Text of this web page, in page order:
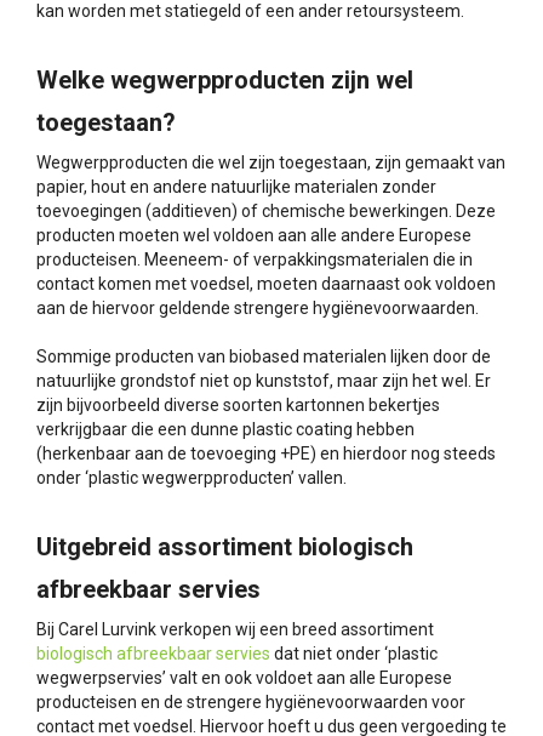
kan worden met statiegeld of een ander retoursysteem.
Welke wegwerpproducten zijn wel
toegestaan?
Wegwerpproducten die wel zijn toegestaan, zijn gemaakt van
papier, hout en andere natuurlijke materialen zonder
toevoegingen (additieven) of chemische bewerkingen. Deze
producten moeten wel voldoen aan alle andere Europese
producteisen. Meeneem- of verpakkingsmaterialen die in
contact komen met voedsel, moeten daarnaast ook voldoen
aan de hiervoor geldende strengere hygiënevoorwaarden.
Sommige producten van biobased materialen lijken door de
natuurlijke grondstof niet op kunststof, maar zijn het wel. Er
zijn bijvoorbeeld diverse soorten kartonnen bekertjes
verkrijgbaar die een dunne plastic coating hebben
(herkenbaar aan de toevoeging +PE) en hierdoor nog steeds
onder ‘plastic wegwerpproducten’ vallen.
Uitgebreid assortiment biologisch
afbreekbaar servies
Bij Carel Lurvink verkopen wij een breed assortiment
biologisch afbreekbaar servies dat niet onder ‘plastic
wegwerpservies’ valt en ook voldoet aan alle Europese
producteisen en de strengere hygiënevoorwaarden voor
contact met voedsel. Hiervoor hoeft u dus geen vergoeding te